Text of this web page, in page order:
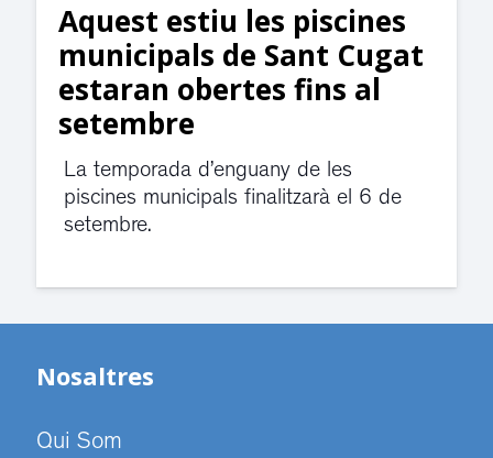
Aquest estiu les piscines
municipals de Sant Cugat
estaran obertes fins al
setembre
La temporada d’enguany de les
piscines municipals finalitzarà el 6 de
setembre.
Nosaltres
Qui Som